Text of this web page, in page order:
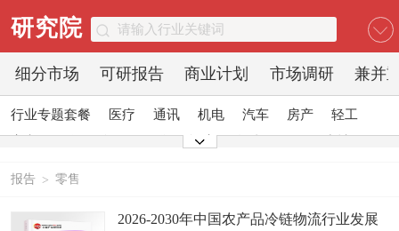
研究院
细分市场 可研报告 商业计划 市场调研 兼并
行业专题套餐 医疗 通讯 机电 汽车 房产
轻工
酒店
报告 > 零售
2026-2030年中国农产品冷链物流行业发展